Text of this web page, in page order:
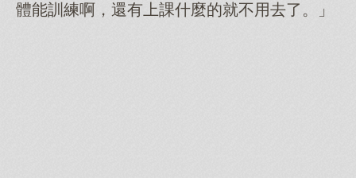
體能訓練啊，還有上課什麼的就不用去了。」